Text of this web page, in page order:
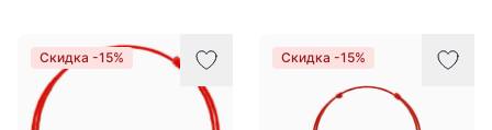
Скидка -15% Скидка -15%